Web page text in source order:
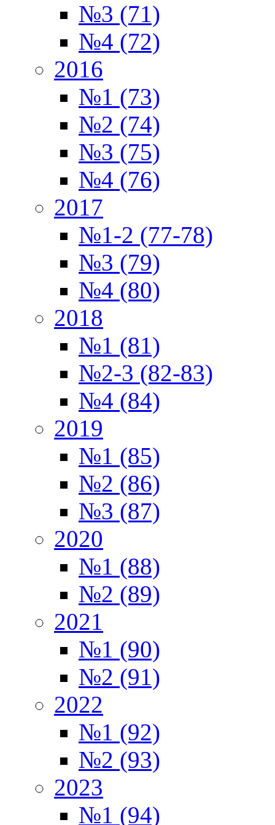
№3 (71)
№4 (72)
2016
№1 (73)
№2 (74)
№3 (75)
№4 (76)
2017
№1-2 (77-78)
№3 (79)
№4 (80)
2018
№1 (81)
№2-3 (82-83)
№4 (84)
2019
№1 (85)
№2 (86)
№3 (87)
2020
№1 (88)
№2 (89)
2021
№1 (90)
№2 (91)
2022
№1 (92)
№2 (93)
2023
№1 (94)